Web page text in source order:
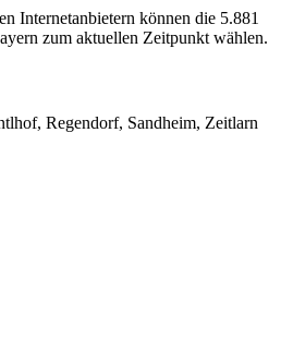
Internetanbietern können die 5.881
zum aktuellen Zeitpunkt wählen.
Regendorf, Sandheim, Zeitlarn